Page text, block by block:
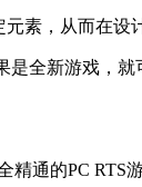
素，从而在设
全新游戏，
通的PC RTS游